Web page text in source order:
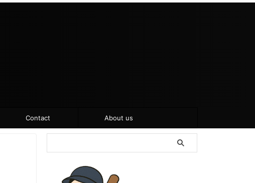
Contact About us